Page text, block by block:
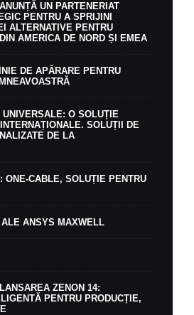
UN PARTENERIAT
PENTRU A SPRIJINI
ALTERNATIVE PENTRU
AMERICA DE NORD ȘI EMEA
DE APĂRARE PENTRU
UNIVERSALE: O SOLUȚIE
SOLUȚII DE
DE LA
ONE-CABLE, SOLUȚIE PENTRU
ANSYS MAXWELL
ZENON 14:
PENTRU PRODUCȚIE,